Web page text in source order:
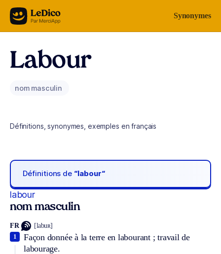
Aller au contenu Synonymes
Labour
nom masculin
Définitions, synonymes, exemples en français
Définitions de “labour“
labour
nom masculin
FR [labuʀ]
Façon donnée à la terre en labourant ; travail de
labourage.
1